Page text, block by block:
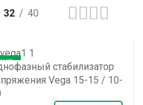
32 40
стабилизатор
Vega 15-15 / 10-